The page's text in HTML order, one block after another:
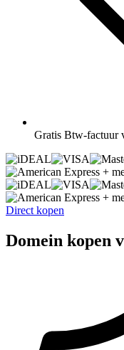
Gratis Btw-factuur
+
+
Direct kopen
Domein kopen